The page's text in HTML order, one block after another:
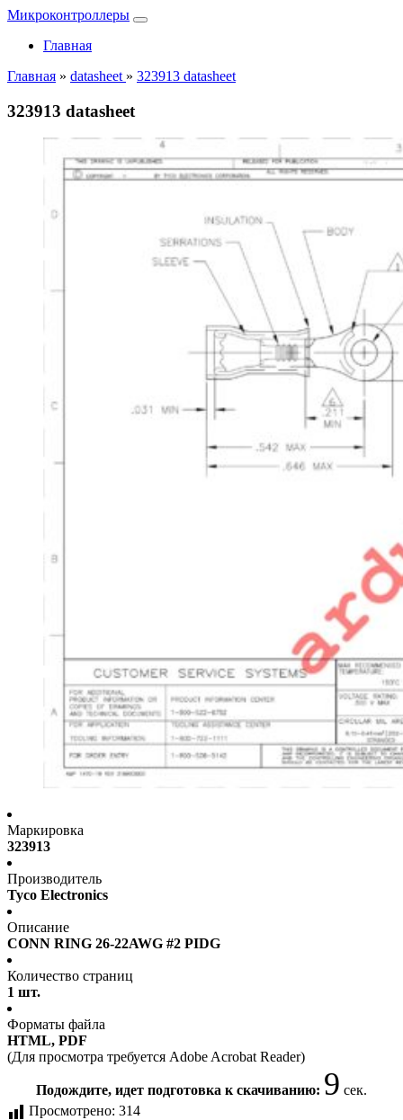
Микроконтроллеры
Главная
Главная » datasheet » 323913 datasheet
323913 datasheet
Маркировка
323913
Производитель
Tyco Electronics
Описание
CONN RING 26-22AWG #2 PIDG
Количество страниц
1 шт.
Форматы файла
HTML, PDF
(Для просмотра требуется Adobe Acrobat Reader)
Подождите, идет подготовка к скачиванию: 9 сек.
Просмотрено: 314